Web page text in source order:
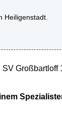
Heiligenstadt.